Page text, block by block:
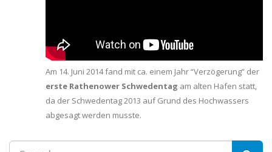
Am 14. Juni 2014 fand mit ca. einem Jahr “Verzögerung” der
erste Rathenower Schwedentag am alten Hafen statt,
da der Schwedentag 2013 auf Grund des Hochwassers
abgesagt werden musste.